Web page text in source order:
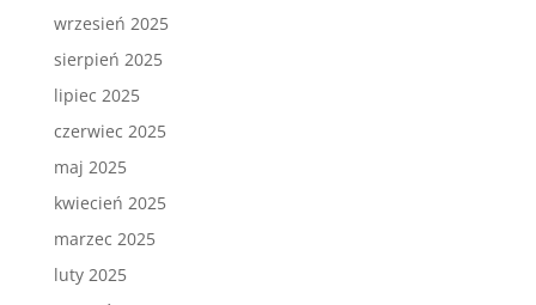
wrzesień 2025
sierpień 2025
lipiec 2025
czerwiec 2025
maj 2025
kwiecień 2025
marzec 2025
luty 2025